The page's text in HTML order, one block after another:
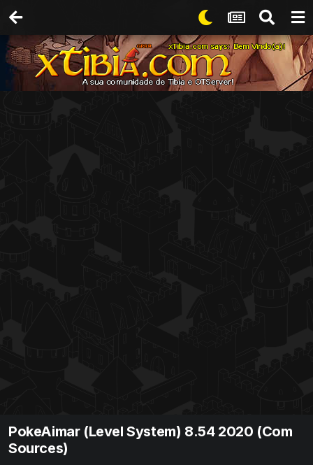
PokeAimar (Level System) 8.54 2020 (Com
Sources)